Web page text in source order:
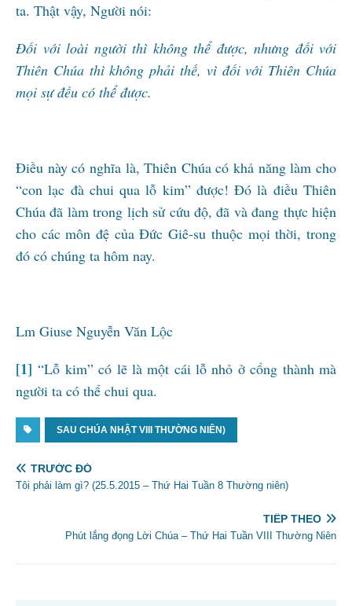
ta. Thật vậy, Người nói:
Đối với loài người thì không thể được, nhưng đối với
Thiên Chúa thì không phải thế, vì đối với Thiên Chúa
mọi sự đều có thể được.
Điều này có nghĩa là, Thiên Chúa có khả năng làm cho
“con lạc đà chui qua lỗ kim” được! Đó là điều Thiên
Chúa đã làm trong lịch sử cứu độ, đã và đang thực hiện
cho các môn đệ của Đức Giê-su thuộc mọi thời, trong
đó có chúng ta hôm nay.
Lm Giuse Nguyễn Văn Lộc
[1] “Lỗ kim” có lẽ là một cái lỗ nhỏ ở cổng thành mà
người ta có thể chui qua.
SAU CHÚA NHẬT VIII THƯỜNG NIÊN)
TRƯỚC ĐÓ
Tôi phải làm gì? (25.5.2015 – Thứ Hai Tuần 8 Thường niên)
TIẾP THEO
Phút lắng đọng Lời Chúa – Thứ Hai Tuần VIII Thường Niên